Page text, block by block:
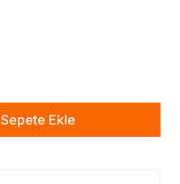
Sepete Ekle